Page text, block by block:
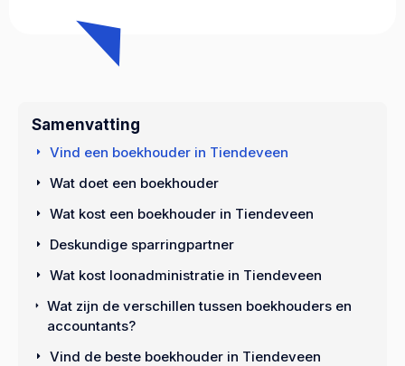
Samenvatting
Vind een boekhouder in Tiendeveen
Wat doet een boekhouder
Wat kost een boekhouder in Tiendeveen
Deskundige sparringpartner
Wat kost loonadministratie in Tiendeveen
Wat zijn de verschillen tussen boekhouders en
accountants?
Vind de beste boekhouder in Tiendeveen